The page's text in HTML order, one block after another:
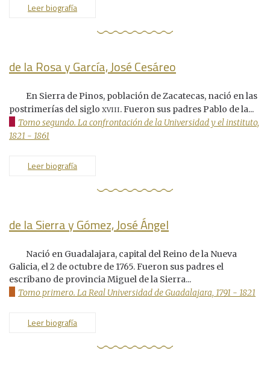
Leer biografía
de la Rosa y García, José Cesáreo
En Sierra de Pinos, población de Zacatecas, nació en las
postrimerías del siglo xviii. Fueron sus padres Pablo de la...
Tomo segundo. La confrontación de la Universidad y el instituto,
1821 - 1861
Leer biografía
de la Sierra y Gómez, José Ángel
Nació en Guadalajara, capital del Reino de la Nueva
Galicia, el 2 de octubre de 1765. Fueron sus padres el
escribano de provincia Miguel de la Sierra...
Tomo primero. La Real Universidad de Guadalajara, 1791 - 1821
Leer biografía